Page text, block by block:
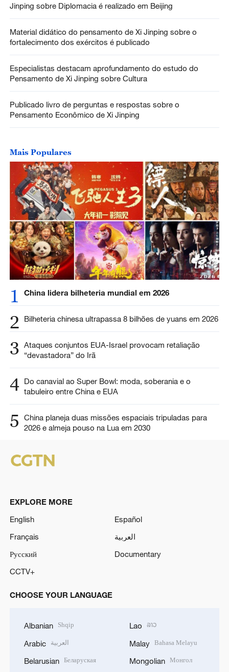
Jinping sobre Diplomacia é realizado em Beijing
Material didático do pensamento de Xi Jinping sobre o
fortalecimento dos exércitos é publicado
Especialistas destacam aprofundamento do estudo do
Pensamento de Xi Jinping sobre Cultura
Publicado livro de perguntas e respostas sobre o
Pensamento Econômico de Xi Jinping
Mais Populares
1 China lidera bilheteria mundial em 2026
2 Bilheteria chinesa ultrapassa 8 bilhões de yuans em 2026
3 Ataques conjuntos EUA-Israel provocam retaliação
“devastadora” do Irã
4 Do canavial ao Super Bowl: moda, soberania e o
tabuleiro entre China e EUA
5
China planeja duas missões espaciais tripuladas para
2026 e almeja pouso na Lua em 2030
EXPLORE MORE
English
Español
Français
العربية
Русский
Documentary
CCTV+
CHOOSE YOUR LANGUAGE
Albanian Shqip
Arabic العربية
Belarusian Беларуская
Lao ລາວ
Malay Bahasa Melayu
Mongolian Монгол